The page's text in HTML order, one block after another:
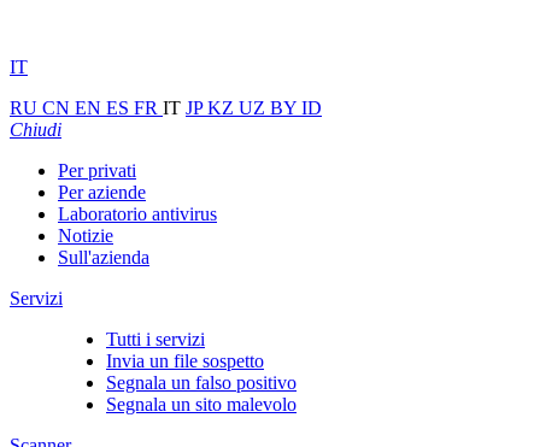
IT
RU CN EN ES FR IT JPKZ UZ BY ID
Chiudi
Per privati
Per aziende
Laboratorio antivirus
Notizie
Sull'azienda
Servizi
Tutti i servizi
Invia un file sospetto
Segnala un falso positivo
Segnala un sito malevolo